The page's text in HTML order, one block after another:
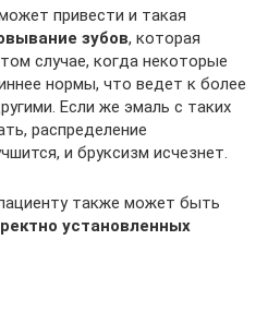
привести и такая
зубов, которая
случае, когда некоторые
нормы, что ведет к более
Если же эмаль с таких
распределение
и бруксизм исчезнет.
также может быть
установленных